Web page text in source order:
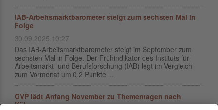
IAB-Arbeitsmarktbarometer steigt zum sechsten Mal in
Folge
30.09.2025 10:27
Das IAB-Arbeitsmarktbarometer steigt im September zum
sechsten Mal in Folge. Der Frühindikator des Instituts für
Arbeitsmarkt- und Berufsforschung (IAB) legt im Vergleich
zum Vormonat um 0,2 Punkte ...
GVP lädt Anfang November zu Thementagen nach
Köln